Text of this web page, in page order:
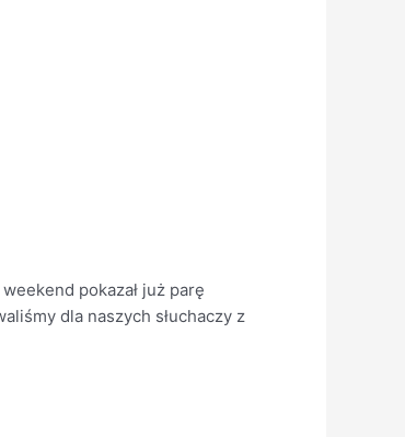
pokazał już parę
dla naszych słuchaczy z